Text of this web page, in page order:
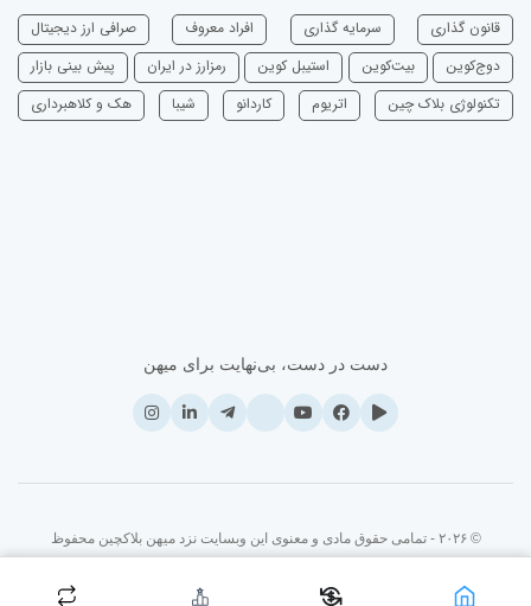
قانون گذاری سرمایه‌ گذاری افراد معروف
صرافی ارز دیجیتال
دوج‌کوین
بیت‌کوین استیبل کوین رمزارز در ایران
پیش بینی بازار
تکنولوژی بلاک چین
اتریوم ‌کاردانو شیبا هک و کلاهبرداری